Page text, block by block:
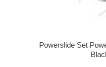
Powerslide Set